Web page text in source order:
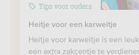
Tips voor ouders
Heitje voor een karweitje
Heitje voor karweitje is een
een extra zakcentje te